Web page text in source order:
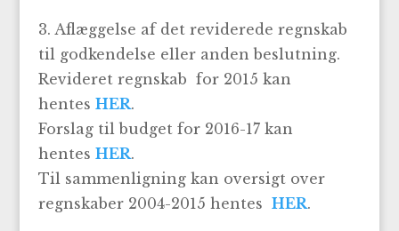
3. Aflæggelse af det reviderede regnskab
til godkendelse eller anden beslutning.
Revideret regnskab for 2015 kan
hentes HER.
Forslag til budget for 2016-17 kan
hentes HER.
Til sammenligning kan oversigt over
regnskaber 2004-2015 hentes HER.